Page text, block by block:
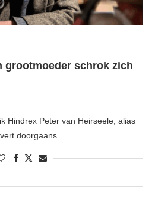
grootmoeder schrok zich
Hindrex Peter van Heirseele, alias
doorgaans …